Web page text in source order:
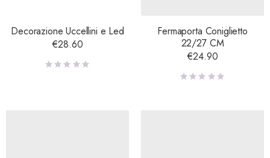
Decorazione Uccellini e Led
€28.60
Fermaporta Coniglietto
22/27 CM
€24.90